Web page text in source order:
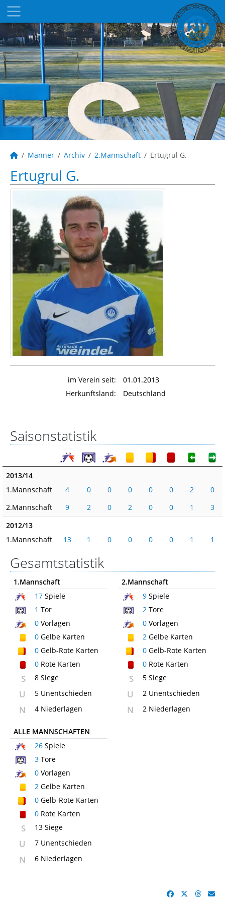
Männer Archiv 2.Mannschaft Ertugrul G.
Ertugrul G.
im Verein seit:
01.01.2013
Herkunftsland:
Deutschland
Saisonstatistik
2013/14
1.Mannschaft
4 0 0 0 0 0 2
0
2.Mannschaft
9 2 0 2 0 0 1
3
2012/13
1.Mannschaft
13 1 0 0 0 0 1 1
Gesamtstatistik
1.Mannschaft
17 Spiele
1 Tor
0 Vorlagen
0 Gelbe Karten
0 Gelb-Rote Karten
0 Rote Karten
S 8 Siege
U 5 Unentschieden
N 4 Niederlagen
2.Mannschaft
9Spiele
2Tore
0Vorlagen
2Gelbe Karten
0Gelb-Rote Karten
0Rote Karten
S 5 Siege
U 2 Unentschieden
N 2 Niederlagen
ALLE MANNSCHAFTEN
26 Spiele
3 Tore
0 Vorlagen
2 Gelbe Karten
0 Gelb-Rote Karten
0 Rote Karten
S 13 Siege
U 7 Unentschieden
N 6 Niederlagen